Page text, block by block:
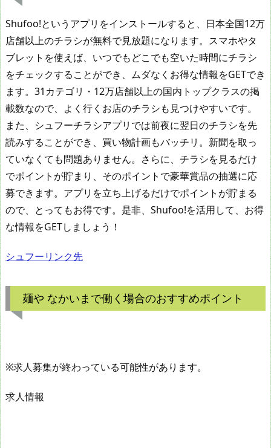
Shufoo!というアプリをインストールすると、日本全国12万
店舗以上のチラシが無料で見放題になります。スマホやタ
ブレットを使えば、いつでもどこでも空いた時間にチラシ
をチェックすることができ、ムダなくお得な情報をGETでき
ます。31カテゴリ・12万店舗以上の国内トップクラスの掲
載数なので、よく行くお店のチラシも見つけやすいです。
また、シュフーチラシアプリでは前夜に翌日のチラシを先
読みすることができ、買い物計画もバッチリ。新聞を取っ
ていなくても問題ありません。さらに、チラシを見るだけ
でポイントが貯まり、そのポイントで豪華賞品の抽選に応
募できます。アプリを立ち上げるだけでポイントが貯まる
ので、とってもお得です。是非、Shufoo!を活用して、お得
な情報をGETしましょう！
シュフーリンク先
麺や なかいまで働く場合のおすすめポイント
※求人募集が終わっている可能性があります。
求人情報